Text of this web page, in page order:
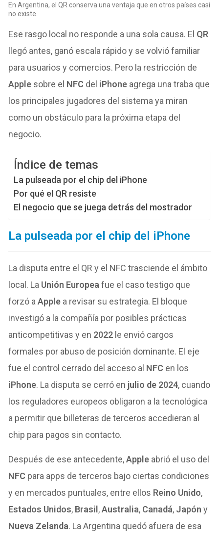
En Argentina, el QR conserva una ventaja que en otros países casi
no existe.
Ese rasgo local no responde a una sola causa. El QR
llegó antes, ganó escala rápido y se volvió familiar
para usuarios y comercios. Pero la restricción de
Apple sobre el NFC del iPhone agrega una traba que
los principales jugadores del sistema ya miran
como un obstáculo para la próxima etapa del
negocio.
Índice de temas
La pulseada por el chip del iPhone
Por qué el QR resiste
El negocio que se juega detrás del mostrador
La pulseada por el chip del iPhone
La disputa entre el QR y el NFC trasciende el ámbito
local. La Unión Europea fue el caso testigo que
forzó aApple a revisar su estrategia. El bloque
investigó a la compañía por posibles prácticas
anticompetitivas y en 2022 le envió cargos
formales por abuso de posición dominante. El eje
fue el control cerrado del acceso al NFC en los
iPhone. La disputa se cerró en julio de 2024, cuando
los reguladores europeos obligaron a la tecnológica
a permitir que billeteras de terceros accedieran al
chip para pagos sin contacto.
Después de ese antecedente,Apple abrió el uso del
NFC para apps de terceros bajo ciertas condiciones
y en mercados puntuales, entre ellos Reino Unido,
Estados Unidos, Brasil ,Australia, Canadá, Japón y
Nueva Zelanda. La Argentina quedó afuera de esa